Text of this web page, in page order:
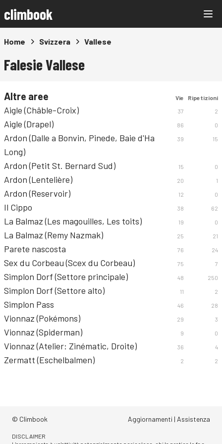
climbook
Home Svizzera Vallese
Falesie Vallese
Altre aree Vie Ripetizioni
Aigle (Châble-Croix) 37 2
Aigle (Drapel) 86 0
Ardon (Dalle a Bonvin, Pinede, Baie d'Ha
Long)
39 15
Ardon (Petit St. Bernard Sud) 15 0
Ardon (Lentelière) 20 1
Ardon (Reservoir) 12 0
Il Cippo 38 62
La Balmaz (Les magouilles, Les toits) 19 0
La Balmaz (Remy Nazmak) 25 21
Parete nascosta 76 24
Sex du Corbeau (Scex du Corbeau) 75 7
Simplon Dorf (Settore principale) 48 250
Simplon Dorf (Settore alto) 11 2
Simplon Pass 46 28
Vionnaz (Pokémons) 29 3
Vionnaz (Spiderman) 9 0
Vionnaz (Atelier: Zinématic, Droite) 36 4
Zermatt (Eschelbalmen) 2 2
© Climbook Aggiornamenti | Assistenza
DISCLAIMER